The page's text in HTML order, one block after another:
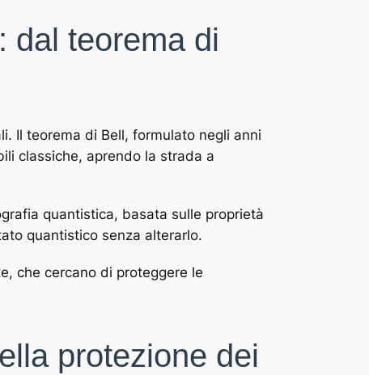
dal teorema di
Il teorema di Bell, formulato negli anni
classiche, aprendo la strada a
quantistica, basata sulle proprietà
quantistico senza alterarlo.
che cercano di proteggere le
protezione dei